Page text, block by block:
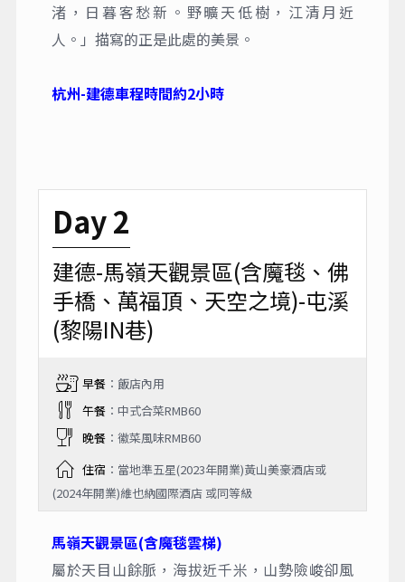
渚，日暮客愁新。野曠天低樹，江清月近
人。」描寫的正是此處的美景。
杭州-建德車程時間約2小時
Day 2
建德-馬嶺天觀景區(含魔毯、佛
手橋、萬福頂、天空之境)-屯溪
(黎陽IN巷)
早餐：飯店內用
午餐：中式合菜RMB60
晚餐：徽菜風味RMB60
住宿 ：當地準五星(2023年開業)黃山美豪酒店或
(2024年開業)維也納國際酒店 或同等級
馬嶺天觀景區(含魔毯雲梯)
屬於天目山餘脈，海拔近千米，山勢險峻卻風